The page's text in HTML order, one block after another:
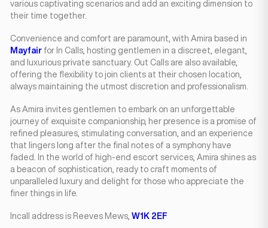
various captivating scenarios and add an exciting dimension to
their time together.
Convenience and comfort are paramount, with Amira based in
Mayfair for In Calls, hosting gentlemen in a discreet, elegant,
and luxurious private sanctuary. Out Calls are also available,
offering the flexibility to join clients at their chosen location,
always maintaining the utmost discretion and professionalism.
As Amira invites gentlemen to embark on an unforgettable
journey of exquisite companionship, her presence is a promise of
refined pleasures, stimulating conversation, and an experience
that lingers long after the final notes of a symphony have
faded. In the world of high-end escort services, Amira shines as
a beacon of sophistication, ready to craft moments of
unparalleled luxury and delight for those who appreciate the
finer things in life.
Incall address is Reeves Mews, W1K 2EF